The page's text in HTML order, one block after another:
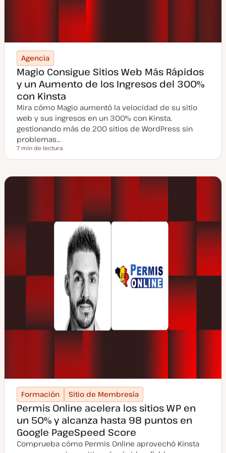
Agencia
Magio Consigue Sitios Web Más Rápidos
y un Aumento de los Ingresos del 300%
con Kinsta
Mira cómo Magio aumentó la velocidad de su sitio
web y sus ingresos en un 300% con Kinsta,
gestionando más de 200 sitios de WordPress sin
problemas…
Tiempo de lectura
7 min de lectura
Formación Sitio de Membresía
Permis Online acelera los sitios WP en
un 50% y alcanza hasta 98 puntos en
Google PageSpeed Score
Comprueba cómo Permis Online aprovechó Kinsta